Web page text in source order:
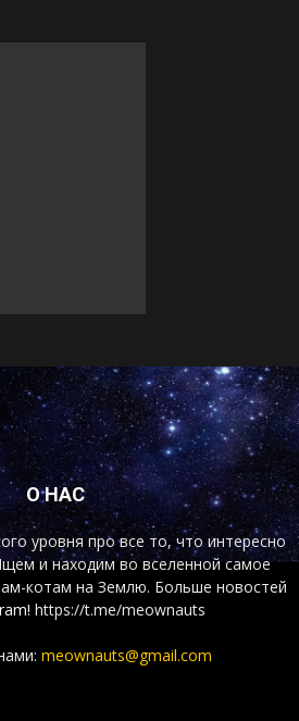
О НАС
уровня про все то, что интересно
и находим во вселенной самое
котам на Землю. Больше новостей
https://t.me/meownauts
meownauts@gmail.com